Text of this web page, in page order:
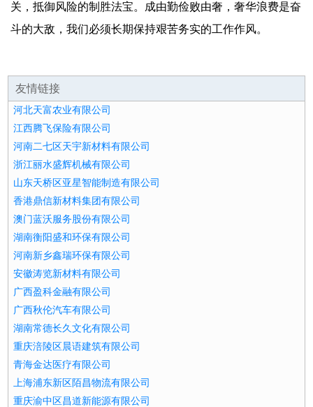
关，抵御风险的制胜法宝。成由勤俭败由奢，奢华浪费是奋
斗的大敌，我们必须长期保持艰苦务实的工作作风。
友情链接
河北天富农业有限公司
江西腾飞保险有限公司
河南二七区天宇新材料有限公司
浙江丽水盛辉机械有限公司
山东天桥区亚星智能制造有限公司
香港鼎信新材料集团有限公司
澳门蓝沃服务股份有限公司
湖南衡阳盛和环保有限公司
河南新乡鑫瑞环保有限公司
安徽涛览新材料有限公司
广西盈科金融有限公司
广西秋伦汽车有限公司
湖南常德长久文化有限公司
重庆涪陵区晨语建筑有限公司
青海金达医疗有限公司
上海浦东新区陌昌物流有限公司
重庆渝中区昌道新能源有限公司